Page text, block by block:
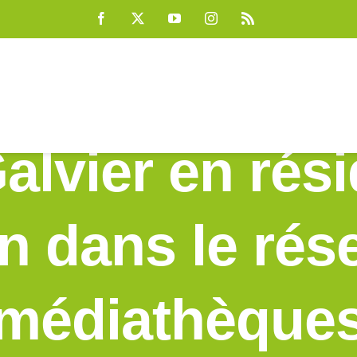
Facebook YouTubeInstagram
en
dans le